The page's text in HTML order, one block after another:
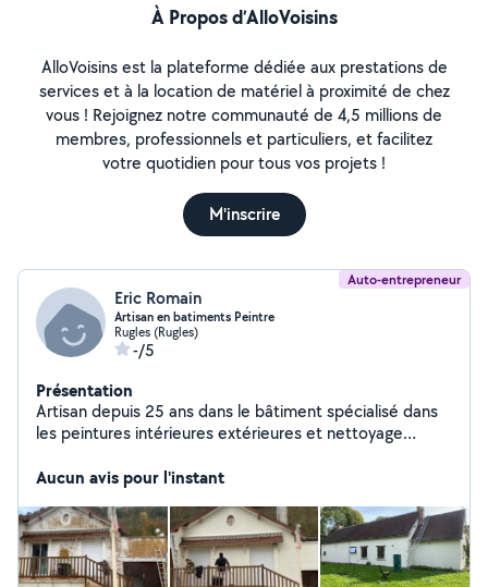
À Propos d’AlloVoisins
AlloVoisins est la plateforme dédiée aux prestations de
services et à la location de matériel à proximité de chez
vous ! Rejoignez notre communauté de 4,5 millions de
membres, professionnels et particuliers, et facilitez
votre quotidien pour tous vos projets !
M'inscrire
Auto-entrepreneur
Eric Romain
Artisan en batiments Peintre
Rugles (Rugles)
-/5
Présentation
Artisan depuis 25 ans dans le bâtiment spécialisé dans
les peintures intérieures extérieures et nettoyage
gouttière
Aucun avis pour l'instant